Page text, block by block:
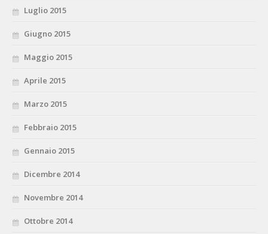
Luglio 2015
Giugno 2015
Maggio 2015
Aprile 2015
Marzo 2015
Febbraio 2015
Gennaio 2015
Dicembre 2014
Novembre 2014
Ottobre 2014